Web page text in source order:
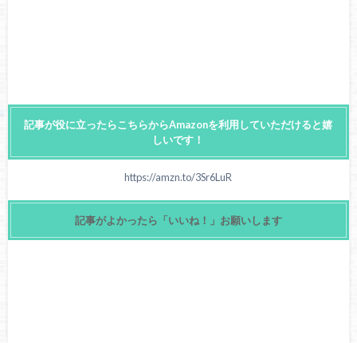
記事が役に立ったらこちらからAmazonを利用していただけると嬉
しいです！
https://amzn.to/3Sr6LuR
記事がよかったら「いいね！」お願いします